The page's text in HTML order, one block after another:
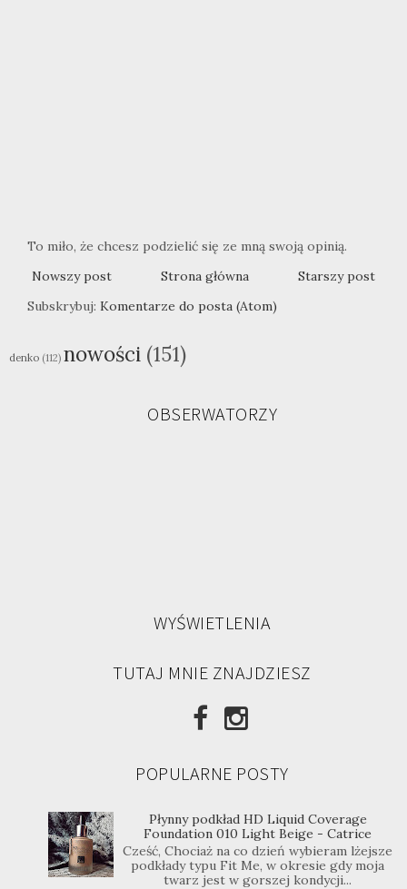
To miło, że chcesz podzielić się ze mną swoją opinią.
Nowszy post
Starszy post
Strona główna
Subskrybuj: Komentarze do posta (Atom)
denko (112) nowości (151)
OBSERWATORZY
WYŚWIETLENIA
TUTAJ MNIE ZNAJDZIESZ
POPULARNE POSTY
Płynny podkład HD Liquid Coverage
Foundation 010 Light Beige - Catrice
Cześć, Chociaż na co dzień wybieram lżejsze
podkłady typu Fit Me, w okresie gdy moja
twarz jest w gorszej kondycji...